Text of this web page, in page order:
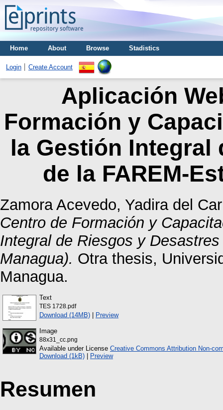
Home About Browse Stadistics
Login Create Account
Aplicación
Formación y
la Gestión Integral
de la FAREM-
Zamora Acevedo, Yadira del
Centro de Formación y
Integral de Riesgos y
Managua). Otra thesis,
Managua.
Text
TES 1728.pdf
Download (14MB) | Preview
Image
88x31_cc.png
Available under License Creative Commons Attribution Non-
Download (1kB) | Preview
Resumen